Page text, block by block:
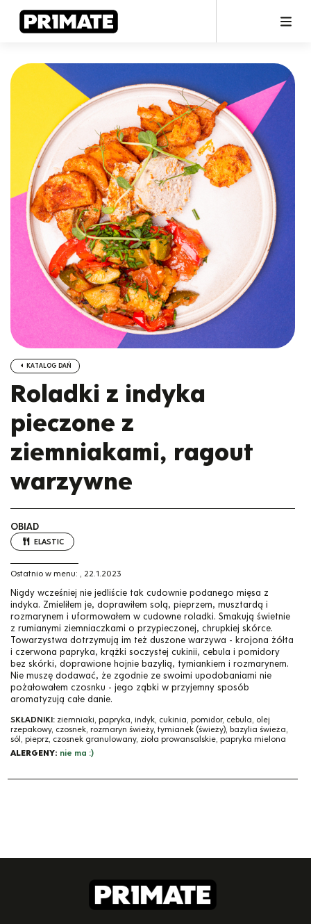
KATALOG DAŃ
Roladki z indyka
pieczone z
ziemniakami, ragout
warzywne
OBIAD
ELASTIC
Ostatnio w menu: , 22.1.2023
Nigdy wcześniej nie jedliście tak cudownie podanego mięsa z
indyka. Zmieliłem je, doprawiłem solą, pieprzem, musztardą i
rozmarynem i uformowałem w cudowne roladki. Smakują świetnie
z rumianymi ziemniaczkami o przypieczonej, chrupkiej skórce.
Towarzystwa dotrzymują im też duszone warzywa - krojona żółta
i czerwona papryka, krążki soczystej cukinii, cebula i pomidory
bez skórki, doprawione hojnie bazylią, tymiankiem i rozmarynem.
Nie muszę dodawać, że zgodnie ze swoimi upodobaniami nie
pożałowałem czosnku - jego ząbki w przyjemny sposób
aromatyzują całe danie.
SKŁADNIKI: ziemniaki, papryka, indyk, cukinia, pomidor, cebula, olej
rzepakowy, czosnek, rozmaryn świeży, tymianek (świeży), bazylia świeża,
sól, pieprz, czosnek granulowany, zioła prowansalskie, papryka mielona
ALERGENY: nie ma :)